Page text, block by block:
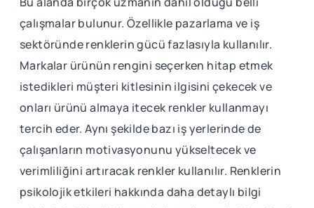
çalışmalar bulunur. Özellikle pazarlama ve iş
sektöründe renklerin gücü fazlasıyla kullanılır.
Markalar ürünün rengini seçerken hitap etmek
istedikleri müşteri kitlesinin ilgisini çekecek ve
onları ürünü almaya itecek renkler kullanmayı
tercih eder. Aynı şekilde bazı iş yerlerinde de
çalışanların motivasyonunu yükseltecek ve
verimliliğini artıracak renkler kullanılır. Renklerin
psikolojik etkileri hakkında daha detaylı bilgi